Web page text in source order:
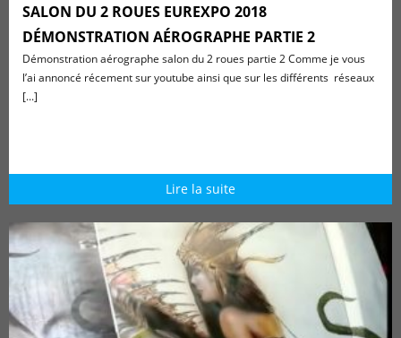
SALON DU 2 ROUES EUREXPO 2018
DÉMONSTRATION AÉROGRAPHE PARTIE 2
Démonstration aérographe salon du 2 roues partie 2 Comme je vous
l’ai annoncé récement sur youtube ainsi que sur les différents réseaux
[...]
Lire la suite